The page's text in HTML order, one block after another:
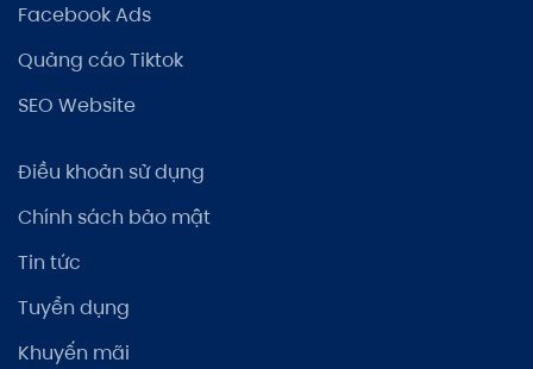
Facebook Ads
Quảng cáo Tiktok
SEO Website
Điều khoản sử dụng
Chính sách bảo mật
Tin tức
Tuyển dụng
Khuyến mãi